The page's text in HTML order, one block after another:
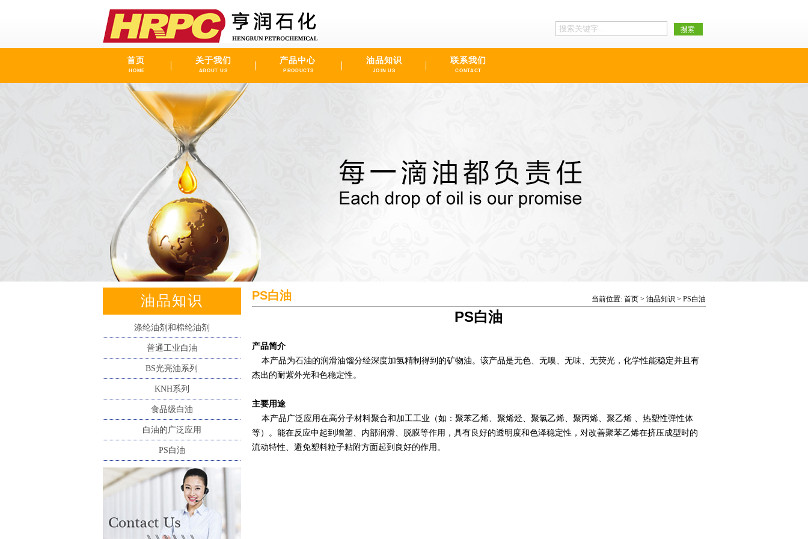
首页
HOME
关于我们
ABOUT US
产品中心
PRODUCTS
油品知识
JOIN US
联系我们
CONTACT
油品知识
涤纶油剂和棉纶油剂
普通工业白油
BS光亮油系列
KNH系列
食品级白油
白油的广泛应用
PS白油
PS白油 当前位置: 首页 > 油品知识 > PS白油
PS白油
产品简介
本产品为石油的润滑油馏分经深度加氢精制得到的矿物油。该产品是无色、无嗅、无味、无荧光，化学性能稳定并且有
杰出的耐紫外光和色稳定性。
主要用途
本产品广泛应用在高分子材料聚合和加工工业（如：聚苯乙烯、聚烯烃、聚氯乙烯、聚丙烯、聚乙烯 、热塑性弹性体
等）。能在反应中起到增塑、内部润滑、脱膜等作用，具有良好的透明度和色泽稳定性，对改善聚苯乙烯在挤压成型时的
流动特性、避免塑料粒子粘附方面起到良好的作用。